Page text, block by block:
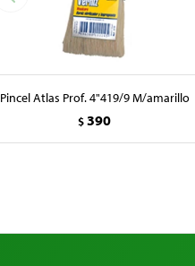
Pincel Atlas Prof. 4"419/9 M/amarillo
$390